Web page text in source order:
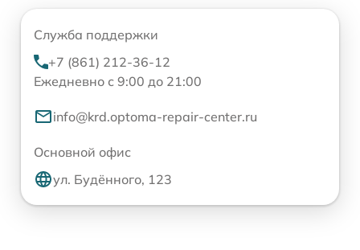
Служба поддержки
+7 (861) 212-36-12
Ежедневно с 9:00 до 21:00
info@krd.optoma-repair-center.ru
Основной офис
ул. Будённого, 123